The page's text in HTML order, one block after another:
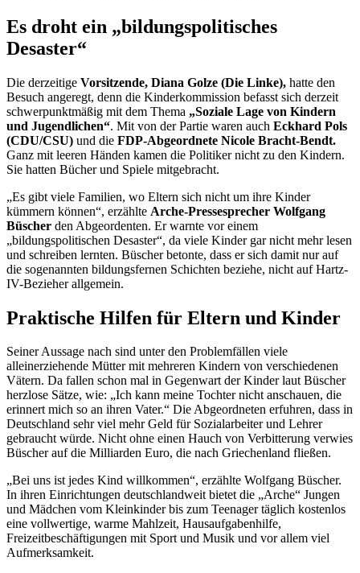
Es droht ein „bildungspolitisches
Desaster“
Die derzeitige Vorsitzende, Diana Golze (Die Linke), hatte den
Besuch angeregt, denn die Kinderkommission befasst sich derzeit
schwerpunktmäßig mit dem Thema „Soziale Lage von Kindern
und Jugendlichen“. Mit von der Partie waren auch Eckhard Pols
(CDU/CSU) und die FDP-Abgeordnete Nicole Bracht-Bendt.
Ganz mit leeren Händen kamen die Politiker nicht zu den Kindern.
Sie hatten Bücher und Spiele mitgebracht.
„Es gibt viele Familien, wo Eltern sich nicht um ihre Kinder
kümmern können“, erzählte Arche-Pressesprecher Wolfgang
Büscher den Abgeordenten. Er warnte vor einem
„bildungspolitischen Desaster“, da viele Kinder gar nicht mehr lesen
und schreiben lernten. Büscher betonte, dass er sich damit nur auf
die sogenannten bildungsfernen Schichten beziehe, nicht auf Hartz-
IV-Bezieher allgemein.
Praktische Hilfen für Eltern und Kinder
Seiner Aussage nach sind unter den Problemfällen viele
alleinerziehende Mütter mit mehreren Kindern von verschiedenen
Vätern. Da fallen schon mal in Gegenwart der Kinder laut Büscher
herzlose Sätze, wie: „Ich kann meine Tochter nicht anschauen, die
erinnert mich so an ihren Vater.“ Die Abgeordneten erfuhren, dass in
Deutschland sehr viel mehr Geld für Sozialarbeiter und Lehrer
gebraucht würde. Nicht ohne einen Hauch von Verbitterung verwies
Büscher auf die Milliarden Euro, die nach Griechenland fließen.
„Bei uns ist jedes Kind willkommen“, erzählte Wolfgang Büscher.
In ihren Einrichtungen deutschlandweit bietet die „Arche“ Jungen
und Mädchen vom Kleinkinder bis zum Teenager täglich kostenlos
eine vollwertige, warme Mahlzeit, Hausaufgabenhilfe,
Freizeitbeschäftigungen mit Sport und Musik und vor allem viel
Aufmerksamkeit.